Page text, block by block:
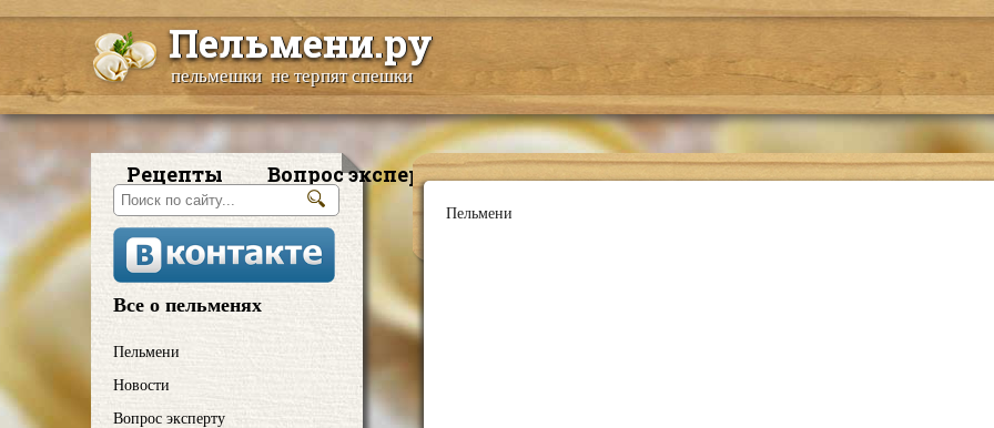
Пельмени.ру
пельмешки не терпят спешки
Рецепты Вопрос эксперту Где поесть Подбор рецепта О проекте
Все о пельменях
Пельмени
Новости
Вопрос эксперту
Пельмени